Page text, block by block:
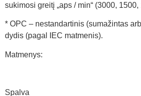
sukimosi greitį „aps / min“ (3000,
* OPC – nestandartinis (sumažintas
dydis (pagal IEC matmenis).
Matmenys:
Spalva